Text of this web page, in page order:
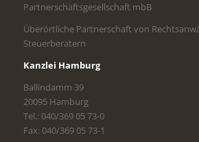
Partnerschaftsgesellschaft mbB
Überörtliche Partnerschaft von
Steuerberatern
Kanzlei Hamburg
Ballindamm 39
20095 Hamburg
Tel.: 040/369 05 73-0
Fax: 040/369 05 73-1